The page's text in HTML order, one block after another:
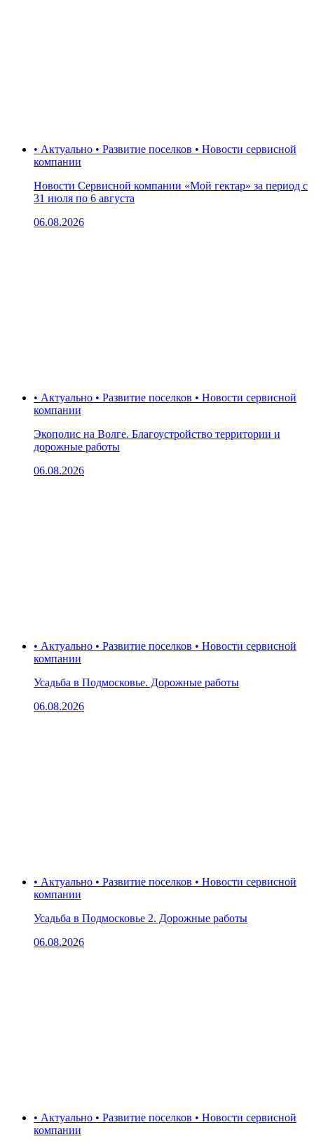
• Актуально • Развитие поселков • Новости сервисной
компании
Новости Сервисной компании «Мой гектар» за период с
31 июля по 6 августа
06.08.2026
• Актуально • Развитие поселков • Новости сервисной
компании
Экополис на Волге. Благоустройство территории и
дорожные работы
06.08.2026
• Актуально • Развитие поселков • Новости сервисной
компании
Усадьба в Подмосковье. Дорожные работы
06.08.2026
• Актуально • Развитие поселков • Новости сервисной
компании
Усадьба в Подмосковье 2. Дорожные работы
06.08.2026
• Актуально • Развитие поселков • Новости сервисной
компании